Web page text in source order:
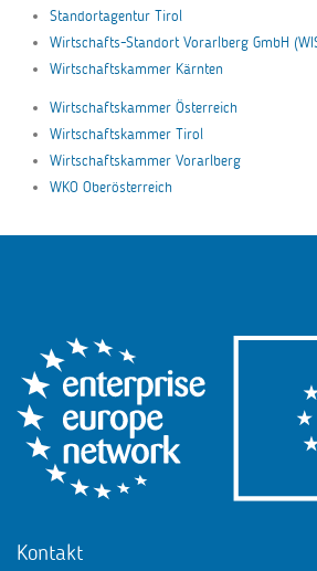
Standortagentur Tirol
Wirtschafts-Standort Vorarlberg GmbH
Wirtschaftskammer Kärnten
Wirtschaftskammer Österreich
Wirtschaftskammer Tirol
Wirtschaftskammer Vorarlberg
WKO Oberösterreich
Kontakt